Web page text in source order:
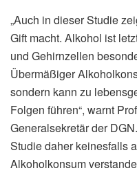
„Auch in dieser Studie
Gift macht. Alkohol ist
und Gehirnzellen
Übermäßiger
sondern kann zu
Folgen führen“, warnt
Generalsekretär der
Studie daher keinesfalls
Alkoholkonsum